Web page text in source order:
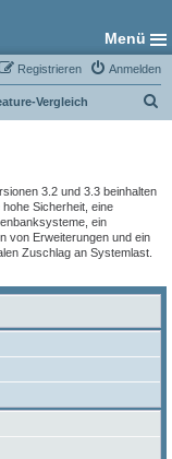
Menü
Anmelden
Registrieren
Vergleich
3.2 und 3.3 beinhalten
Sicherheit, eine
ein
von Erweiterungen und ein
Zuschlag an Systemlast.